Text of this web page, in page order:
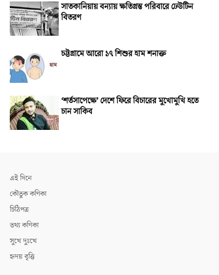
সাতকানিয়ায় বন্যায় ক্ষতিগ্রস্ত পরিবারে ঢেউটিন
বিতরণ
চট্টগ্রামে আরো ১৭ শিশুর হাম শনাক্ত
‘শর্তসাপেক্ষে’ দেশে ফিরে বিচারের মুখোমুখি হতে
চান সাকিব
এই দিনে
কৌতুক কণিকা
চিঠিপত্র
তথ্য কণিকা
সুখে দুঃখে
হৃদয় বৃত্তি